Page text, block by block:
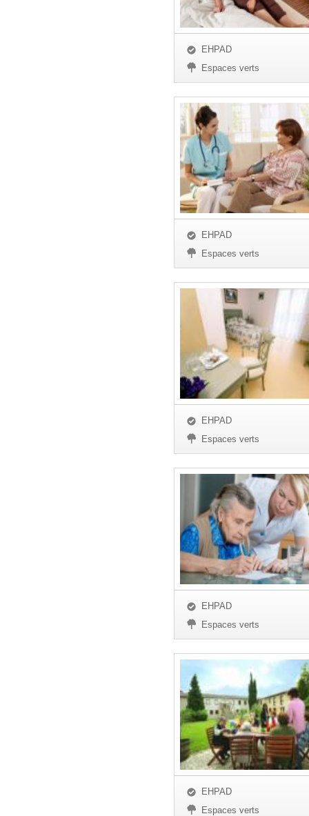
EHPAD
Espaces verts
EHPAD
Espaces verts
EHPAD
Espaces verts
EHPAD
Espaces verts
EHPAD
Espaces verts